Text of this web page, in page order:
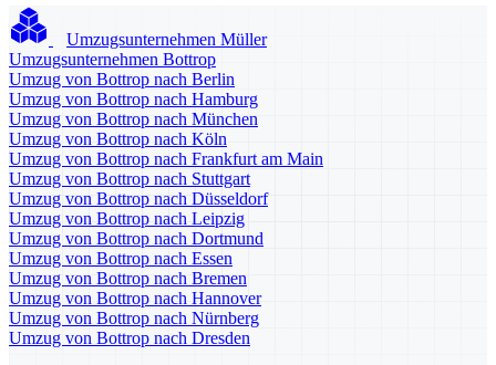
Umzugsunternehmen Müller
Umzugsunternehmen Bottrop
Umzug von Bottrop nach Berlin
Umzug von Bottrop nach Hamburg
Umzug von Bottrop nach München
Umzug von Bottrop nach Köln
Umzug von Bottrop nach Frankfurt am Main
Umzug von Bottrop nach Stuttgart
Umzug von Bottrop nach Düsseldorf
Umzug von Bottrop nach Leipzig
Umzug von Bottrop nach Dortmund
Umzug von Bottrop nach Essen
Umzug von Bottrop nach Bremen
Umzug von Bottrop nach Hannover
Umzug von Bottrop nach Nürnberg
Umzug von Bottrop nach Dresden